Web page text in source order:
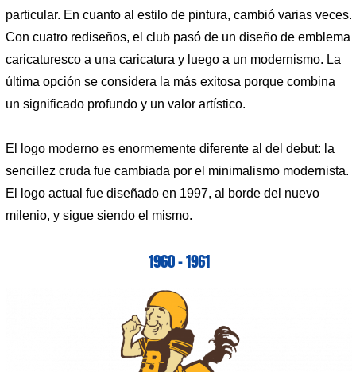
particular. En cuanto al estilo de pintura, cambió varias veces.
Con cuatro rediseños, el club pasó de un diseño de emblema
caricaturesco a una caricatura y luego a un modernismo. La
última opción se considera la más exitosa porque combina
un significado profundo y un valor artístico.
El logo moderno es enormemente diferente al del debut: la
sencillez cruda fue cambiada por el minimalismo modernista.
El logo actual fue diseñado en 1997, al borde del nuevo
milenio, y sigue siendo el mismo.
1960 – 1961